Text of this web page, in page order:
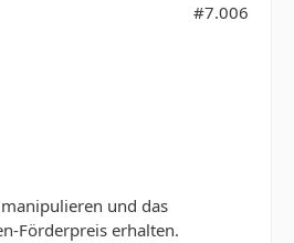
#7.006
und das
Förderpreis erhalten.